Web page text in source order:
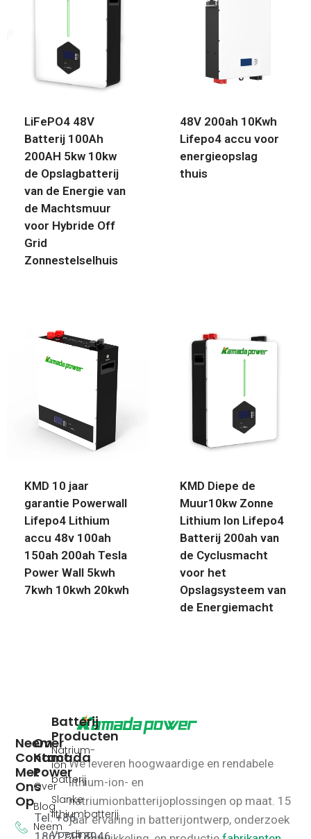
LiFePO4 48V
Batterij 100Ah
200AH 5kw 10kw
de Opslagbatterij
van de Energie van
de Machtsmuur
voor Hybride Off
Grid
Zonnestelselhuis
48V 200ah 10Kwh
Lifepo4 accu voor
energieopslag
thuis
KMD 10 jaar
garantie Powerwall
Lifepo4 Lithium
accu 48v 100ah
150ah 200ah Tesla
Power Wall 5kwh
7kwh 10kwh 20kwh
KMD Diepe de
Muur10kw Zonne
Lithium Ion Lifepo4
Batterij 200ah van
de Cyclusmacht
voor het
Opslagsysteem van
de Energiemacht
We leveren hoogwaardige en rendabele
lithium-ion- en
natriumionbatterijoplossingen op maat. 15
jaar ervaring in batterijontwerp, onderzoek
Batterij
Producten
Natrium-
ion
batterij
Slanke
lithiumbatterij
Voeding
Over
Kamada
Power
Over
Blog
Neem
Neem
Contact
Met
Ons
Op
Tel: +86
18617118946